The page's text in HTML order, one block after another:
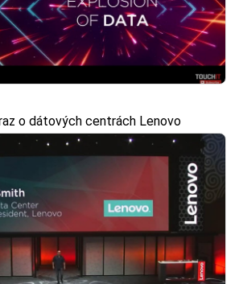
o dátových centrách Lenovo